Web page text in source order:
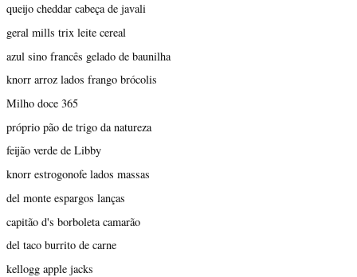
queijo cheddar cabeça de javali
geral mills trix leite cereal
azul sino francês gelado de baunilha
knorr arroz lados frango brócolis
Milho doce 365
próprio pão de trigo da natureza
feijão verde de Libby
knorr estrogonofe lados massas
del monte espargos lanças
capitão d's borboleta camarão
del taco burrito de carne
kellogg apple jacks